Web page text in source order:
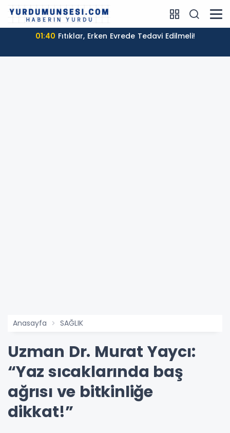
01:40 Fıtıklar, Erken Evrede Tedavi Edilmeli!
Anasayfa SAĞLIK
Uzman Dr. Murat Yaycı:
“Yaz sıcaklarında baş
ağrısı ve bitkinliğe
dikkat!”